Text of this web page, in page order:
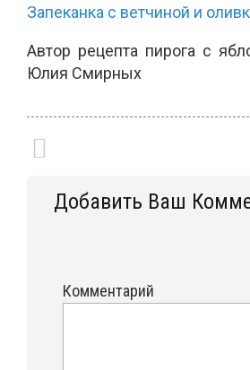
Запеканка с ветчиной и
Автор рецепта пирога с
Юлия Смирных
Добавить Ваш
Комментарий